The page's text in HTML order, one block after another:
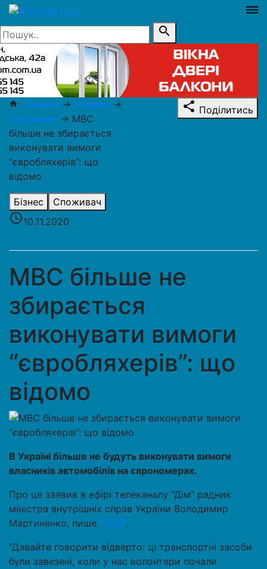
dehaze
search
home Головна → Новини →
Споживач → МВС
більше не збирається
виконувати вимоги
“євробляхерів”: що
відомо
Бізнес Споживач
access_time10.11.2020
share Поділитись
МВС більше не
збирається
виконувати вимоги
“євробляхерів”: що
відомо
В Україні більше не будуть виконувати вимоги
власників автомобілів на єврономерах.
Про це заявив в ефірі телеканалу “Дім” радник
міністра внутрішніх справ України Володимир
Мартиненко, пише “ТСН”.
“Давайте говорити відверто: ці транспортні засоби
були завезені, коли у нас волонтери почали